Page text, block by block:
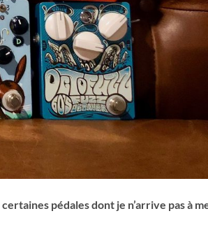
certaines pédales dont je n’arrive pas à